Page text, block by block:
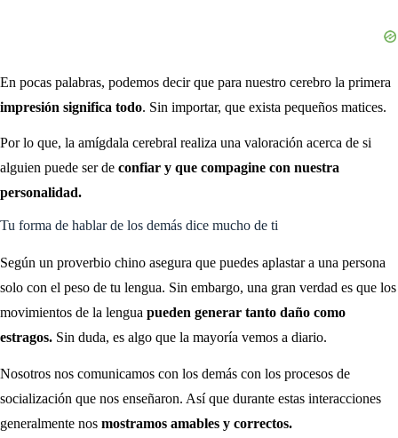
En pocas palabras, podemos decir que para nuestro cerebro la primera
impresión significa todo. Sin importar, que exista pequeños matices.
Por lo que, la amígdala cerebral realiza una valoración acerca de si
alguien puede ser de confiar y que compagine con nuestra
personalidad.
Tu forma de hablar de los demás dice mucho de ti
Según un proverbio chino asegura que puedes aplastar a una persona
solo con el peso de tu lengua. Sin embargo, una gran verdad es que los
movimientos de la lengua pueden generar tanto daño como
estragos. Sin duda, es algo que la mayoría vemos a diario.
Nosotros nos comunicamos con los demás con los procesos de
socialización que nos enseñaron. Así que durante estas interacciones
generalmente nos mostramos amables y correctos.